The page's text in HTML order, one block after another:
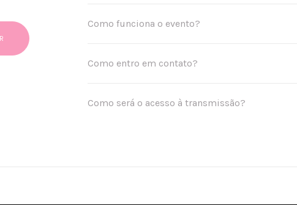
Como funciona o evento?
Como entro em contato?
Como será o acesso à transmissão?